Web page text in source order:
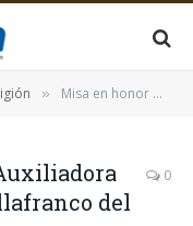
» Misa en honor a María Auxiliadora en la plaza Mayor de Villafranco del Guadalhorce
del
0